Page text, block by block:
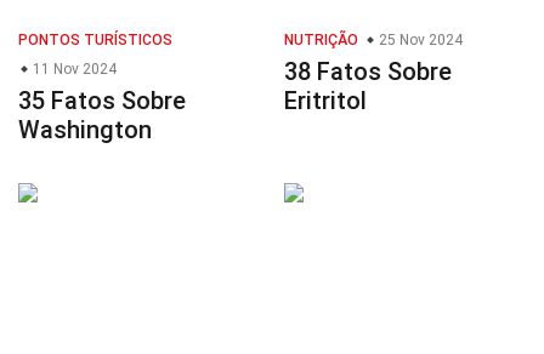
PONTOS TURÍSTICOS
11 Nov 2024
35 Fatos Sobre
Washington
NUTRIÇÃO 25 Nov 2024
38 Fatos Sobre
Eritritol